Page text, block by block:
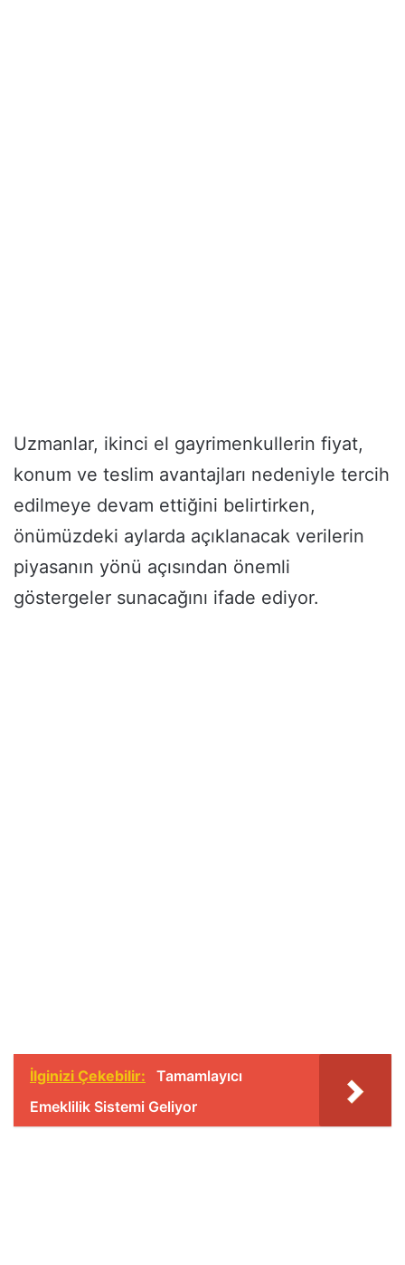
Uzmanlar, ikinci el gayrimenkullerin fiyat,
konum ve teslim avantajları nedeniyle tercih
edilmeye devam ettiğini belirtirken,
önümüzdeki aylarda açıklanacak verilerin
piyasanın yönü açısından önemli
göstergeler sunacağını ifade ediyor.
İlginizi Çekebilir:
Tamamlayıcı
Emeklilik Sistemi Geliyor